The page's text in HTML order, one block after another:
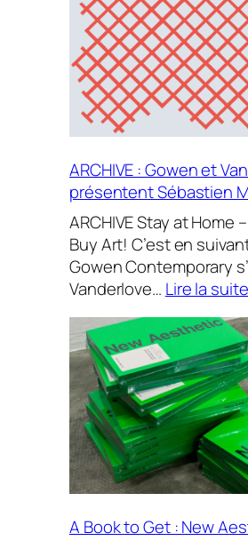
ARCHIVE : Gowen et
présentent Sébastien
ARCHIVE Stay at Home
Buy Art! C’est en
Gowen Contemporary
Vanderlove… Lire la suite:
A Book to Get : New